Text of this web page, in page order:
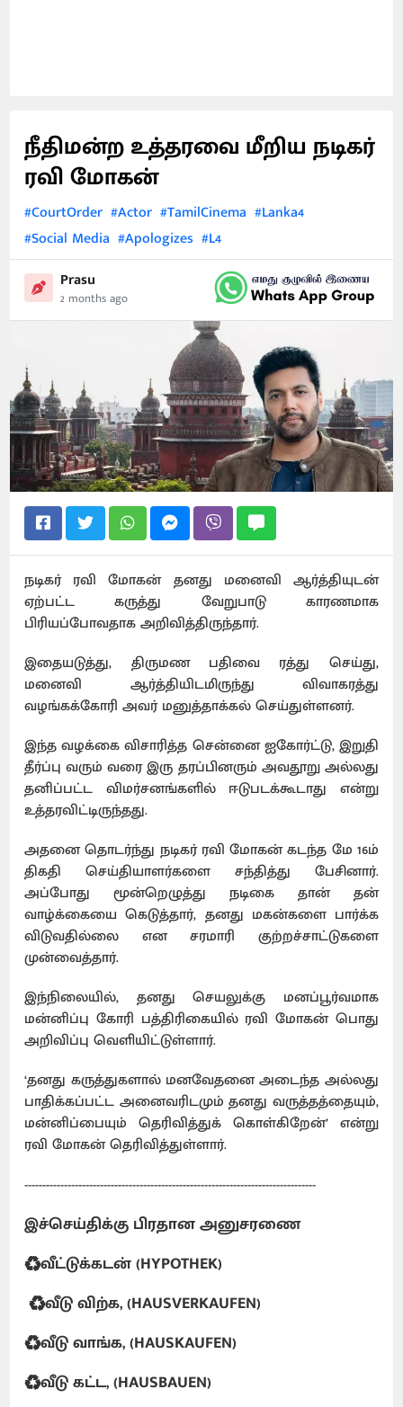
நீதிமன்ற உத்தரவை மீறிய நடிகர்
ரவி மோகன்
#CourtOrder #Actor #TamilCinema #Lanka4
#Social Media #Apologizes #L4
Prasu
2 months ago
நடிகர் ரவி மோகன் தனது மனைவி ஆர்த்தியுடன்
ஏற்பட்ட கருத்து வேறுபாடு காரணமாக
பிரியப்போவதாக அறிவித்திருந்தார்.
இதையடுத்து, திருமண பதிவை ரத்து செய்து,
மனைவி ஆர்த்தியிடமிருந்து விவாகரத்து
வழங்கக்கோரி அவர் மனுத்தாக்கல் செய்துள்ளனர்.
இந்த வழக்கை விசாரித்த சென்னை ஐகோர்ட்டு, இறுதி
தீர்ப்பு வரும் வரை இரு தரப்பினரும் அவதூறு அல்லது
தனிப்பட்ட விமர்சனங்களில் ஈடுபடக்கூடாது என்று
உத்தரவிட்டிருந்தது.
அதனை தொடர்ந்து நடிகர் ரவி மோகன் கடந்த மே 16ம்
திகதி செய்தியாளர்களை சந்தித்து பேசினார்.
அப்போது மூன்றெழுத்து நடிகை தான் தன்
வாழ்க்கையை கெடுத்தார், தனது மகன்களை பார்க்க
விடுவதில்லை என சரமாரி குற்றச்சாட்டுகளை
முன்வைத்தார்.
இந்நிலையில், தனது செயலுக்கு மனப்பூர்வமாக
மன்னிப்பு கோரி பத்திரிகையில் ரவி மோகன் பொது
அறிவிப்பு வெளியிட்டுள்ளார்.
‘தனது கருத்துகளால் மனவேதனை அடைந்த அல்லது
பாதிக்கப்பட்ட அனைவரிடமும் தனது வருத்தத்தையும்,
மன்னிப்பையும் தெரிவித்துக் கொள்கிறேன்’ என்று
ரவி மோகன் தெரிவித்துள்ளார்.
---------------------------------------------------------------------------------
இச்செய்திக்கு பிரதான அனுசரணை
♻️வீட்டுக்கடன் (HYPOTHEK)
♻️வீடு விற்க, (HAUSVERKAUFEN)
♻️வீடு வாங்க, (HAUSKAUFEN)
♻️வீடு கட்ட, (HAUSBAUEN)